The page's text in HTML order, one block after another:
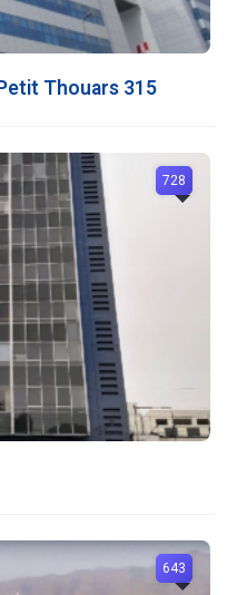
Thouars 315
728
643